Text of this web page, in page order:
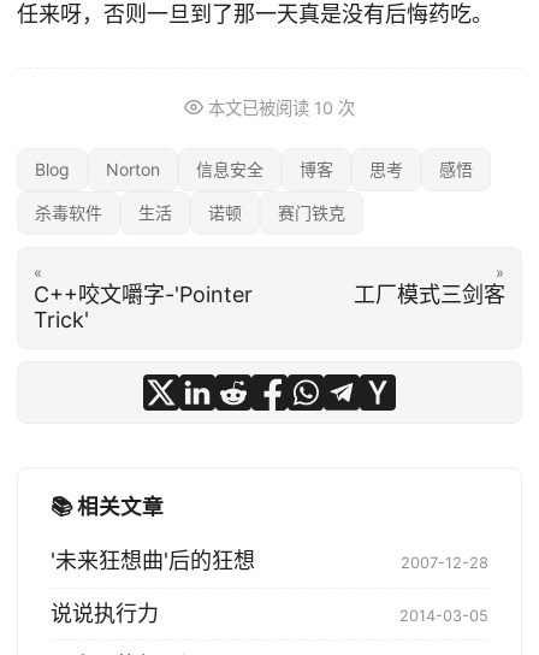
任来呀，否则一旦到了那一天真是没有后悔药吃。
本文已被阅读 10 次
Blog Norton 信息安全 博客 思考 感悟
杀毒软件 生活 诺顿 赛门铁克
«
C++咬文嚼字-'Pointer
Trick'
»
工厂模式三剑客
📚 相关文章
'未来狂想曲'后的狂想 2007-12-28
说说执行力 2014-03-05